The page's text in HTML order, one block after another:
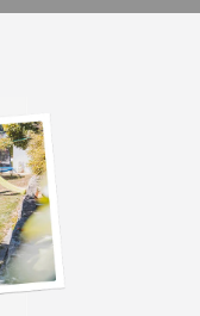
(100 % UV-
%
Schutz).
die gewünschte
unter
Zubehör"